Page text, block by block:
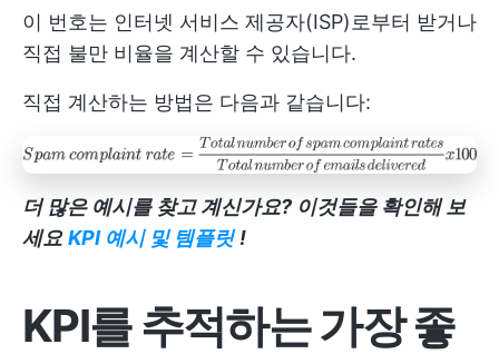
이 번호는 인터넷 서비스 제공자(ISP)로부터 받거나
직접 불만 비율을 계산할 수 있습니다.
직접 계산하는 방법은 다음과 같습니다:
더 많은 예시를 찾고 계신가요? 이것들을 확인해 보
세요 KPI 예시 및 템플릿 !
KPI를 추적하는 가장 좋